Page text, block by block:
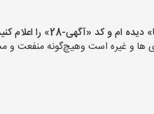
28» را اعلام کنید»
و غیره است وهیچ‌گونه منفعت و